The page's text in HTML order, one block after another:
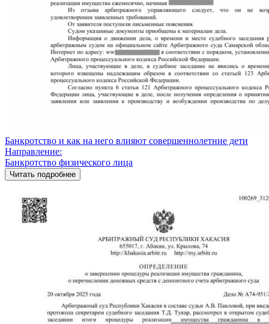
Банкротство и как на него влияют совершеннолетние дети
Направление:
Банкротство физического лица
Читать подробнее